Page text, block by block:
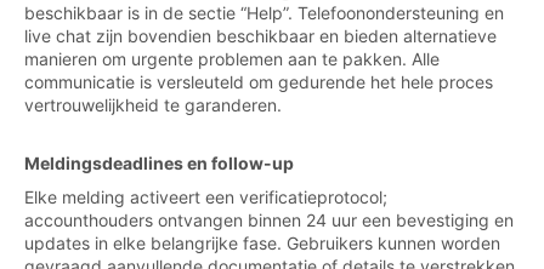
beschikbaar is in de sectie “Help”. Telefoonondersteuning en
live chat zijn bovendien beschikbaar en bieden alternatieve
manieren om urgente problemen aan te pakken. Alle
communicatie is versleuteld om gedurende het hele proces
vertrouwelijkheid te garanderen.
Meldingsdeadlines en follow-up
Elke melding activeert een verificatieprotocol;
accounthouders ontvangen binnen 24 uur een bevestiging en
updates in elke belangrijke fase. Gebruikers kunnen worden